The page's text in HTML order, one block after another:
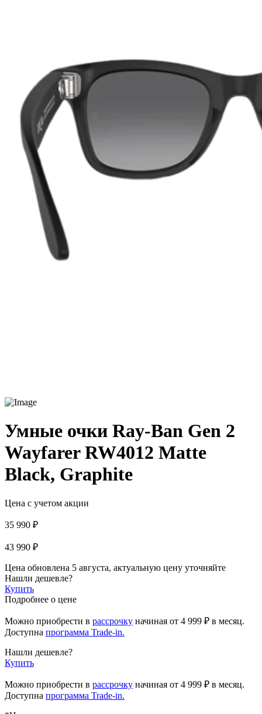
Умные очки Ray-Ban Gen 2
Wayfarer RW4012 Matte
Black, Graphite
Цена с учетом акции
35 990 ₽
43 990 ₽
Цена обновлена 5 августа, актуальную цену уточняйте
Нашли дешевле?
Купить
Подробнее о цене
Можно приобрести в рассрочку начиная от 4 999 ₽ в месяц.
Доступна программа Trade-in.
Нашли дешевле?
Купить
Можно приобрести в рассрочку начиная от 4 999 ₽ в месяц.
Доступна программа Trade-in.